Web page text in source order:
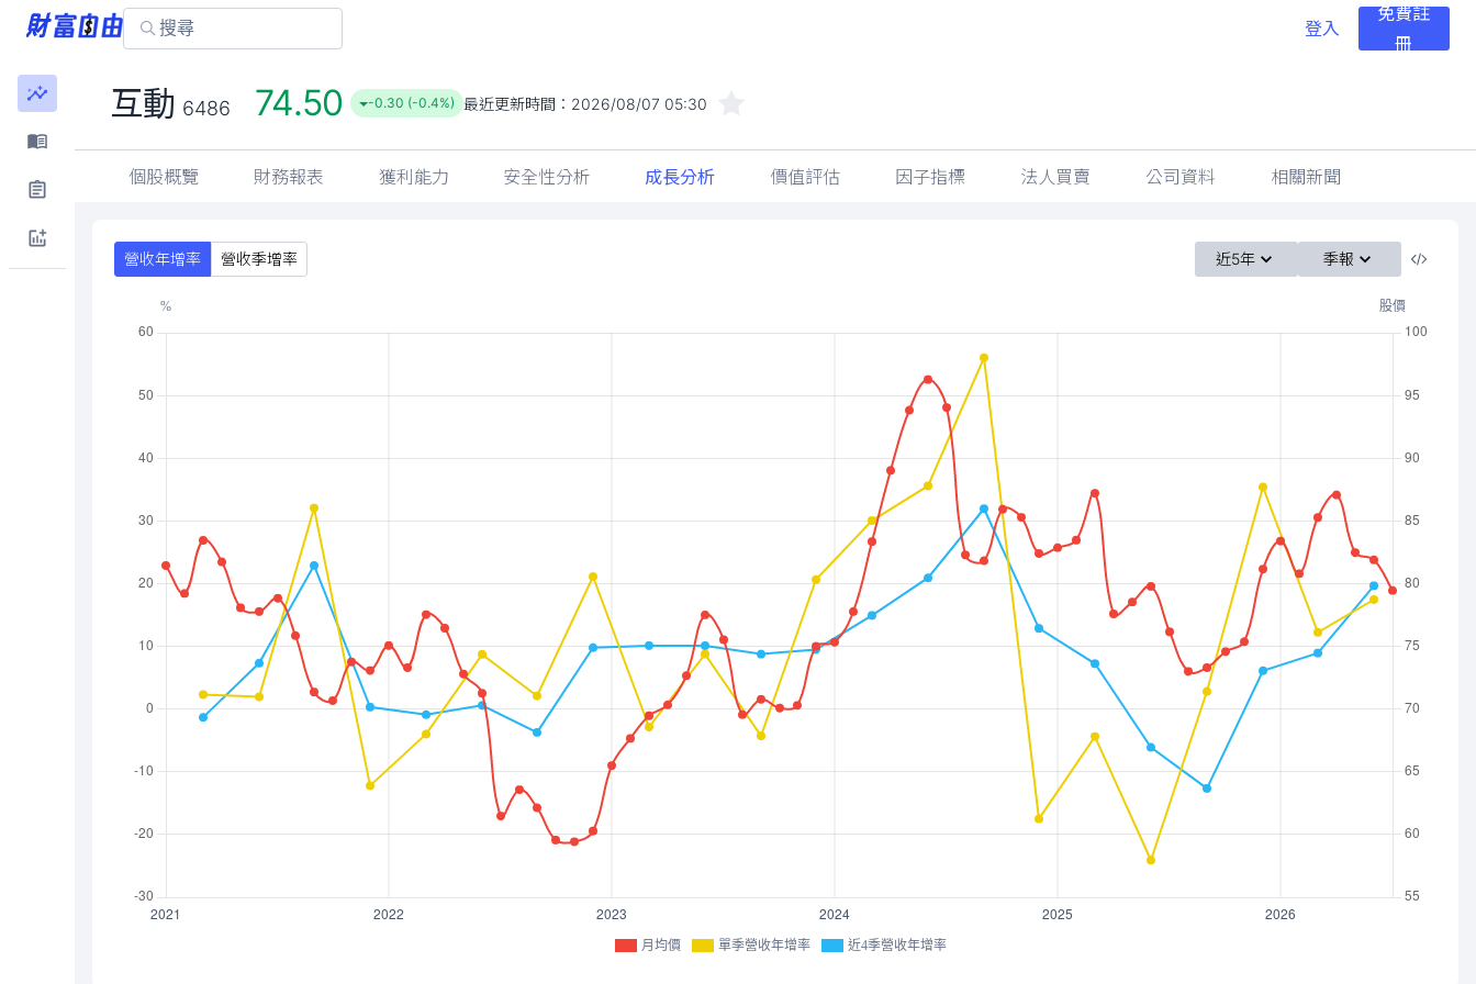
登入
免費註
冊
互動 6486
個股概覽 財務報表 獲利能力 安全性分析 成長分析 價值評估 因子指標 法人買賣 公司資料 相關新聞
營收年增率 營收季增率 近5年 季報
月均價 單季營收年增率 近4季營收年增率